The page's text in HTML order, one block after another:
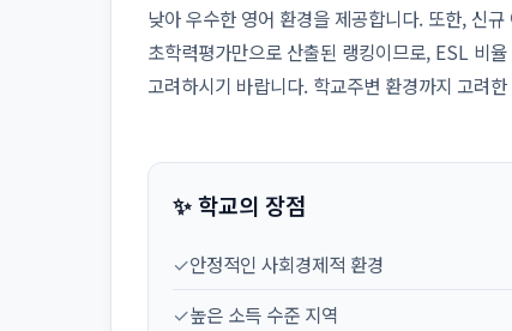
낮아 우수한 영어 환경을 제공합니다. 또한, 신
초학력평가만으로 산출된 랭킹이므로, ESL 비
고려하시기 바랍니다. 학교주변 환경까지 고려
✨ 학교의 장점
✓안정적인 사회경제적 환경
✓높은 소득 수준 지역